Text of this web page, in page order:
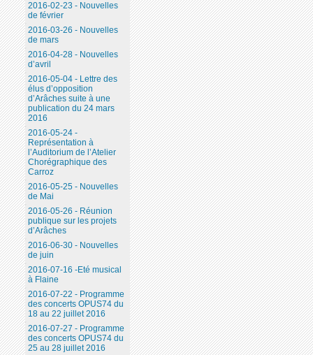
2016-02-23 - Nouvelles
de février
2016-03-26 - Nouvelles
de mars
2016-04-28 - Nouvelles
d’avril
2016-05-04 - Lettre des
élus d’opposition
d’Arâches suite à une
publication du 24 mars
2016
2016-05-24 -
Représentation à
l’Auditorium de l’Atelier
Chorégraphique des
Carroz
2016-05-25 - Nouvelles
de Mai
2016-05-26 - Réunion
publique sur les projets
d’Arâches
2016-06-30 - Nouvelles
de juin
2016-07-16 -Eté musical
à Flaine
2016-07-22 - Programme
des concerts OPUS74 du
18 au 22 juillet 2016
2016-07-27 - Programme
des concerts OPUS74 du
25 au 28 juillet 2016